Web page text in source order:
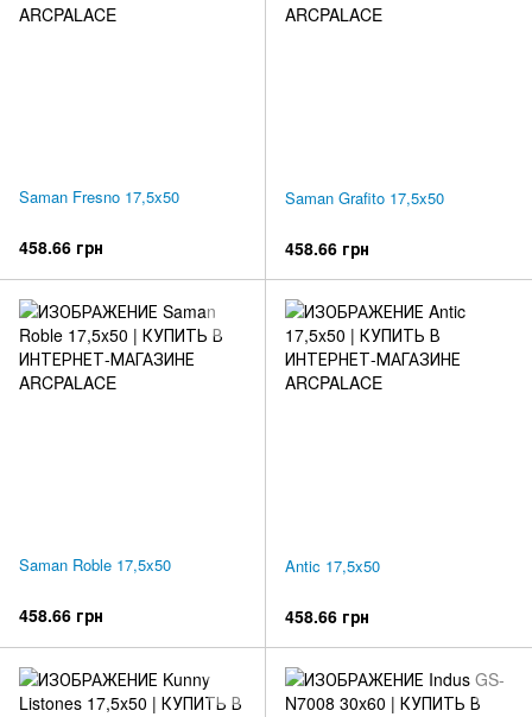
Saman Fresno 17,5x50
458.66 грн
Saman Grafito 17,5x50
458.66 грн
Saman Roble 17,5x50
458.66 грн
Antic 17,5x50
458.66 грн